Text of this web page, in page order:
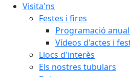
Visita'ns
Festes i fires
Programació
Vídeos d'actes i
Llocs d'interès
Els nostres tubulars